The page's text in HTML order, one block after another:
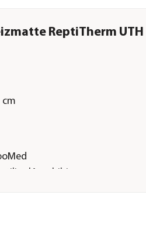
ReptiTherm UTH
cm